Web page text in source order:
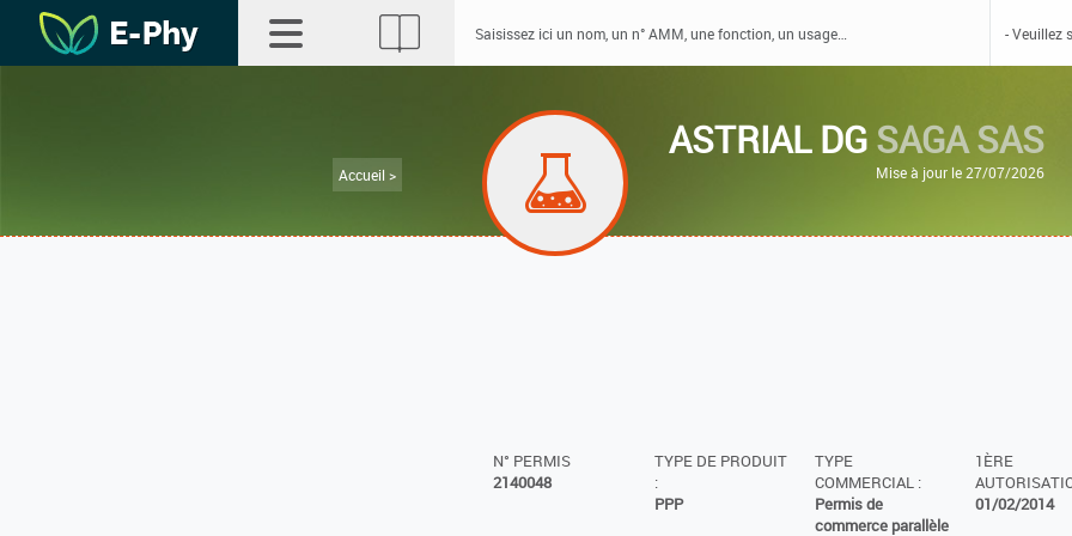
Accueil >
ASTRIAL DGSAGA SAS
Mise à jour le 27/07/2026
N° PERMIS
2140048
TYPE DE PRODUIT
:
PPP
TYPE
COMMERCIAL :
Permis de
commerce parallèle
1ÈRE
01/02/2014